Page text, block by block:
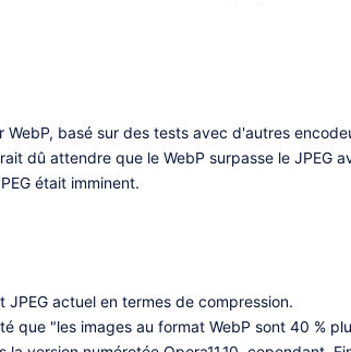
basé sur des tests avec d'autres
dû attendre que le WebP surpasse le JPEG
était imminent.
actuel en termes de compression.
"les images au format WebP sont 40 %